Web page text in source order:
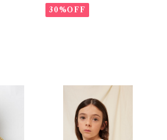
30%OFF